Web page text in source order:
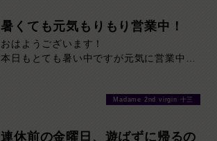
分！その日の予定に合わせてお選びくださ
い！ご来店お待ちしております！
暑くても元気もりもり営業中！
おはようございます！
本日もとても暑い中ですが元気に営業中で
Madame 2nd virgin 十三
連休前の金曜日、遊ばずに帰るの